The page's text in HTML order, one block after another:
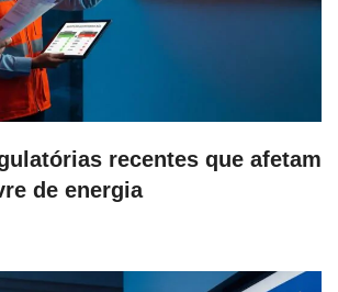
recentes que afetam
de energia